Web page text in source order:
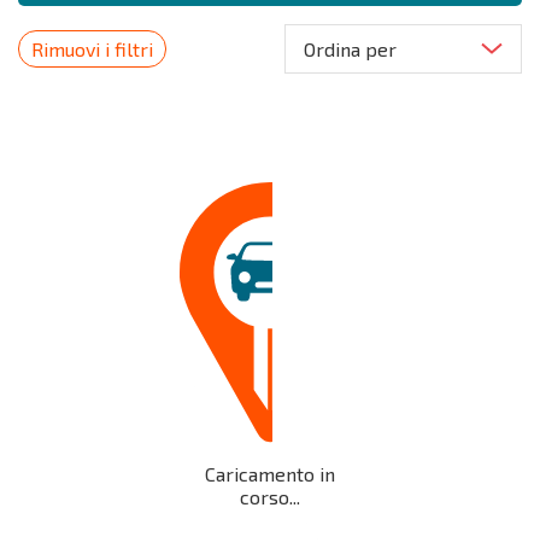
Rimuovi i filtri Ordina per
Caricamento in
corso...